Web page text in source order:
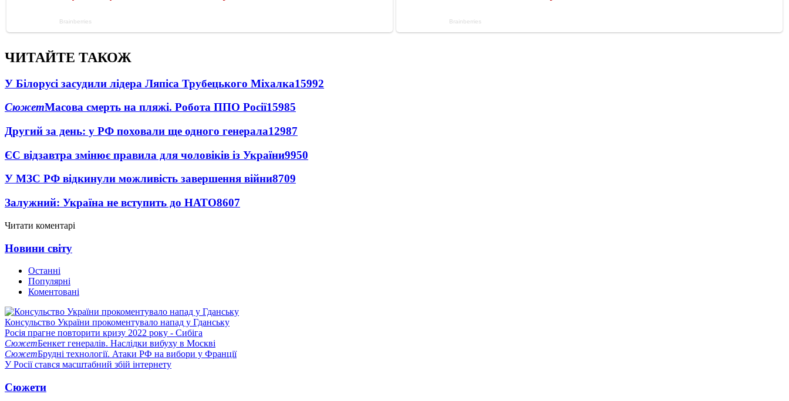
ЧИТАЙТЕ ТАКОЖ
У Білорусі засудили лідера Ляпіса Трубецького Міхалка15992
СюжетМасова смерть на пляжі. Робота ППО Росії15985
Другий за день: у РФ поховали ще одного генерала12987
ЄС відзавтра змінює правила для чоловіків із України9950
У МЗС РФ відкинули можливість завершення війни8709
Залужний: Україна не вступить до НАТО8607
Читати коментарі
Новини світу
Останні
Популярні
Коментовані
Консульство України прокоментувало напад у Гданську
Росія прагне повторити кризу 2022 року - Сибіга
СюжетБенкет генералів. Наслідки вибуху в Москві
СюжетБрудні технології. Атаки РФ на вибори у Франції
У Росії стався масштабний збій інтернету
Сюжети